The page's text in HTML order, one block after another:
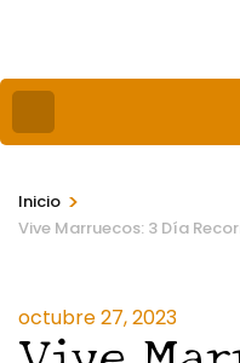
Inicio >
Vive Marruecos: 3 Día
octubre 27, 2023